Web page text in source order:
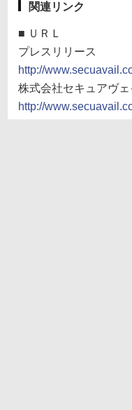
関連リンク
■ ＵＲＬ
プレスリリース
http://
株式会社セキュアヴ
http://